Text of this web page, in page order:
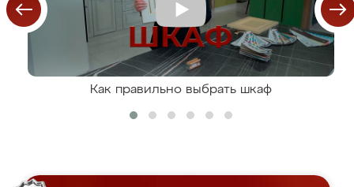
Как правильно выбрать шкаф